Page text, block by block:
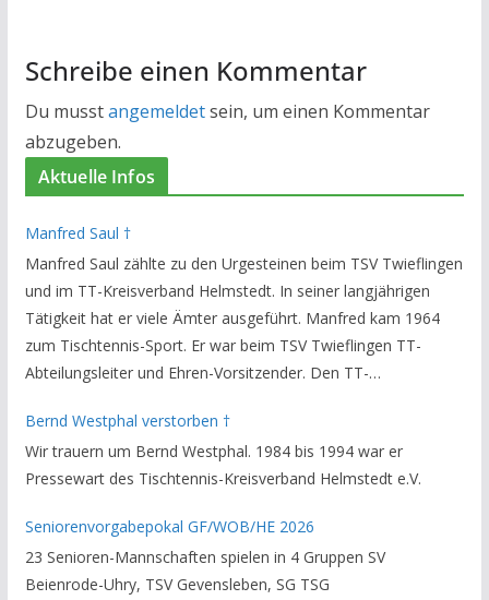
Schreibe einen Kommentar
Du musstangemeldetsein, um einen Kommentar
abzugeben.
Aktuelle Infos
Manfred Saul †
Manfred Saul zählte zu den Urgesteinen beim TSV Twieflingen
und im TT-Kreisverband Helmstedt. In seiner langjährigen
Tätigkeit hat er viele Ämter ausgeführt. Manfred kam 1964
zum Tischtennis-Sport. Er war beim TSV Twieflingen TT-
Abteilungsleiter und Ehren-Vorsitzender. Den TT-
Helmstedt unterstützte er als Staffelleiter. Zuletzt war er
Vorsitzender des Rechtsausschusses im Kreisverband. Im
stillen GedenkenH.-K. Bartels / Vorsitzender
Bernd Westphal verstorben †
Wir trauern um Bernd Westphal. 1984 bis 1994 war er
Pressewart des Tischtennis-Kreisverband Helmstedt e.V.
Seniorenvorgabepokal GF/WOB/HE 2026
23 Senioren-Mannschaften spielen in 4 Gruppen SV
Beienrode-Uhry, TSV Gevensleben, SG TSG